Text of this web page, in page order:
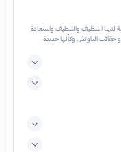
لدينا التنظيف والتلطيف واستعادة
حقائب الباوتش وكأنها جديدة